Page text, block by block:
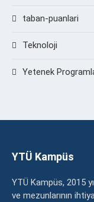
taban-puanlari
Teknoloji
Yetenek
YTÜ Kampüs
YTÜ Kampüs, 2015
ve mezunlarının